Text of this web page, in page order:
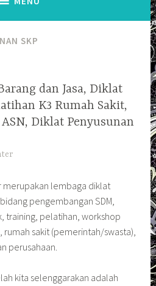
SKP
dan Jasa, Diklat
K3 Rumah Sakit,
Diklat Penyusunan
merupakan lembaga diklat
pengembangan SDM,
training, pelatihan, workshop
sakit (pemerintah/swasta),
perusahaan.
kita selenggarakan adalah